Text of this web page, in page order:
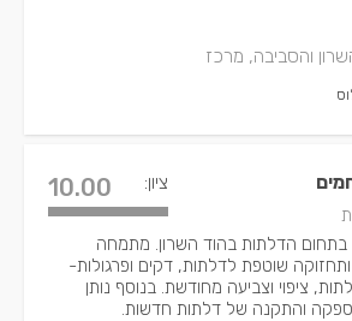
והסביבה, מרכז
ציון: 10.00
בתחום הדלתות בהוד השרון. מתמחה
ותחזוקה שוטפת לדלתות, דקים ופרגולות-
ציפוי וצביעה מחודשת. בנוסף נותן
והתקנה של דלתות חדשות.